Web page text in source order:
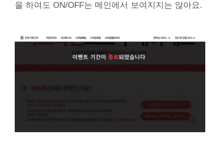
을 하여도 ON/OFF는 메인에서 보여지지는 않아요.